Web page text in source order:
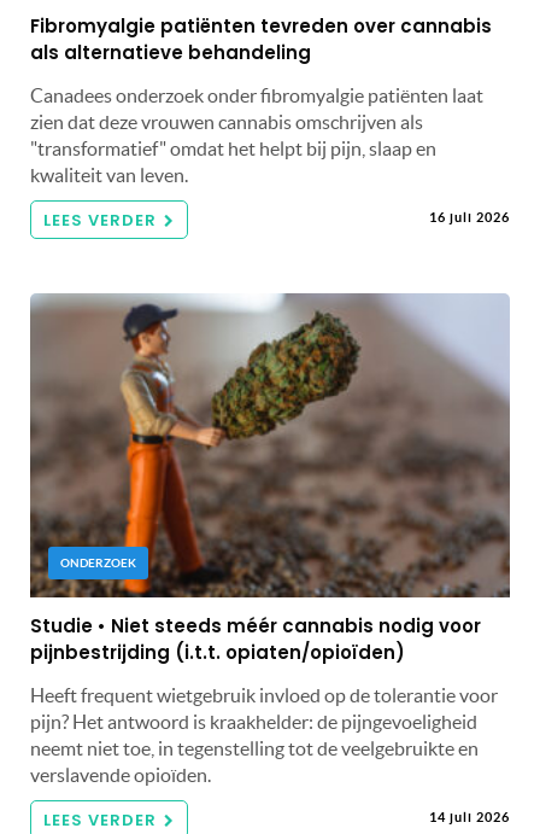
Fibromyalgie patiënten tevreden over cannabis
als alternatieve behandeling
Canadees onderzoek onder fibromyalgie patiënten laat
zien dat deze vrouwen cannabis omschrijven als
"transformatief" omdat het helpt bij pijn, slaap en
kwaliteit van leven.
LEES VERDER 16 juli 2026
ONDERZOEK
Studie • Niet steeds méér cannabis nodig voor
pijnbestrijding (i.t.t. opiaten/opioïden)
Heeft frequent wietgebruik invloed op de tolerantie voor
pijn? Het antwoord is kraakhelder: de pijngevoeligheid
neemt niet toe, in tegenstelling tot de veelgebruikte en
verslavende opioïden.
LEES VERDER 14 juli 2026